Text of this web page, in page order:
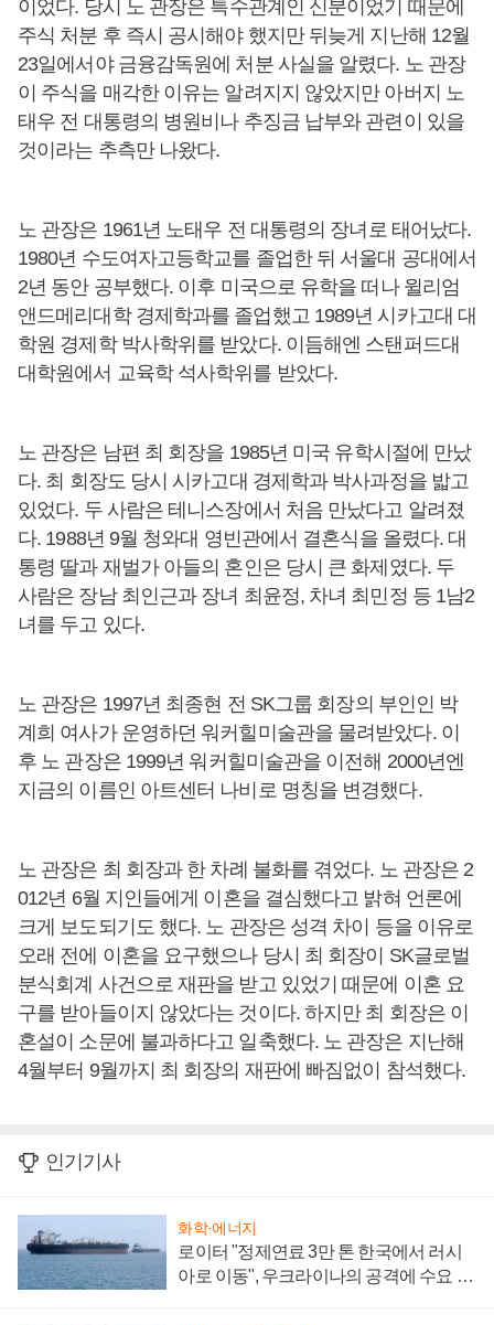
이었다. 당시 노 관장은 특수관계인 신분이었기 때문에
주식 처분 후 즉시 공시해야 했지만 뒤늦게 지난해 12월
23일에서야 금융감독원에 처분 사실을 알렸다. 노 관장
이 주식을 매각한 이유는 알려지지 않았지만 아버지 노
태우 전 대통령의 병원비나 추징금 납부와 관련이 있을
것이라는 추측만 나왔다.
노 관장은 1961년 노태우 전 대통령의 장녀로 태어났다.
1980년 수도여자고등학교를 졸업한 뒤 서울대 공대에서
2년 동안 공부했다. 이후 미국으로 유학을 떠나 윌리엄
앤드메리대학 경제학과를 졸업했고 1989년 시카고대 대
학원 경제학 박사학위를 받았다. 이듬해엔 스탠퍼드대
대학원에서 교육학 석사학위를 받았다.
노 관장은 남편 최 회장을 1985년 미국 유학시절에 만났
다. 최 회장도 당시 시카고대 경제학과 박사과정을 밟고
있었다. 두 사람은 테니스장에서 처음 만났다고 알려졌
다. 1988년 9월 청와대 영빈관에서 결혼식을 올렸다. 대
통령 딸과 재벌가 아들의 혼인은 당시 큰 화제였다. 두
사람은 장남 최인근과 장녀 최윤정, 차녀 최민정 등 1남2
녀를 두고 있다.
노 관장은 1997년 최종현 전 SK그룹 회장의 부인인 박
계희 여사가 운영하던 워커힐미술관을 물려받았다. 이
후 노 관장은 1999년 워커힐미술관을 이전해 2000년엔
지금의 이름인 아트센터 나비로 명칭을 변경했다.
노 관장은 최 회장과 한 차례 불화를 겪었다. 노 관장은 2
012년 6월 지인들에게 이혼을 결심했다고 밝혀 언론에
크게 보도되기도 했다. 노 관장은 성격 차이 등을 이유로
오래 전에 이혼을 요구했으나 당시 최 회장이 SK글로벌
분식회계 사건으로 재판을 받고 있었기 때문에 이혼 요
구를 받아들이지 않았다는 것이다. 하지만 최 회장은 이
혼설이 소문에 불과하다고 일축했다. 노 관장은 지난해
4월부터 9월까지 최 회장의 재판에 빠짐없이 참석했다.
인기기사
화학·에너지
로이터 "정제연료 3만 톤 한국에서 러시
아로 이동", 우크라이나의 공격에 수요 늘